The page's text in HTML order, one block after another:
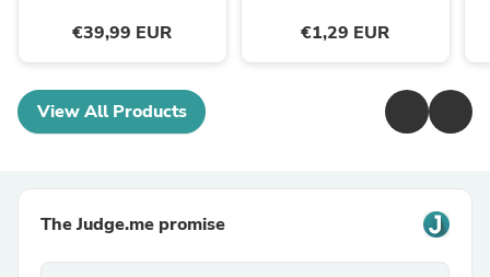
€39,99 EUR €1,29 EUR
View All Products
The Judge.me promise